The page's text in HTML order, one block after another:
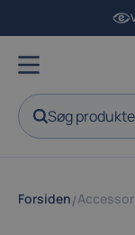
Søg
Forsiden/